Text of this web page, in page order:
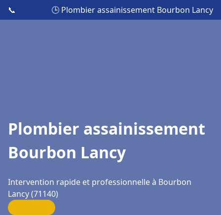
📞 🕒 Plombier assainissement Bourbon Lancy
Plombier assainissement
Bourbon Lancy
Intervention rapide et professionnelle à Bourbon
Lancy (71140)